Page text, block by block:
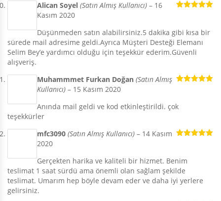
Alican Soyel (Satın Almış Kullanıcı) – 16
Kasım 2020
Düşünmeden satın alabilirsiniz.5 dakika gibi kısa bir
sürede mail adresime geldi.Ayrıca Müşteri Desteği Elemanı
Selim Bey’e yardımcı olduğu için teşekkür ederim.Güvenli
alışveriş.
Muhammmet Furkan Doğan (Satın Almış
Kullanıcı) – 15 Kasım 2020
Anında mail geldi ve kod etkinleştirildi. çok
teşekkürler
mfc3090 (Satın Almış Kullanıcı) – 14 Kasım
2020
Gerçekten harika ve kaliteli bir hizmet. Benim
teslimat 1 saat sürdü ama önemli olan sağlam şekilde
teslimat. Umarım hep böyle devam eder ve daha iyi yerlere
gelirsiniz.